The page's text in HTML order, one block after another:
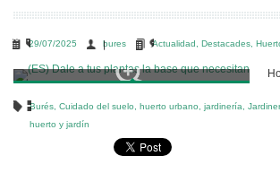
29/07/2025 bures Actualidad Destacades
Burés Cuidado del suelo huerto urbano jardinería
huerto y jardín